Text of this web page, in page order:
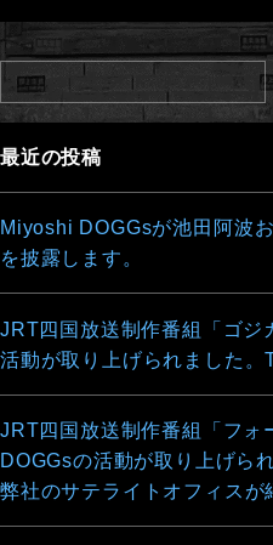
最近の投稿
Miyoshi DOGGsが池田阿波
を披露します。
JRT四国放送制作番組「ゴ
活動が取り上げられました。
JRT四国放送制作番組「フォ
DOGGsの活動が取り上げら
弊社のサテライトオフィスが